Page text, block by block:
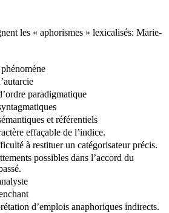
les « aphorismes » lexicalisés: Marie-
paradigmatique
et référentiels
effaçable de l’indice.
à restituer un catégorisateur précis.
possibles dans l’accord du
d’emplois anaphoriques indirects.